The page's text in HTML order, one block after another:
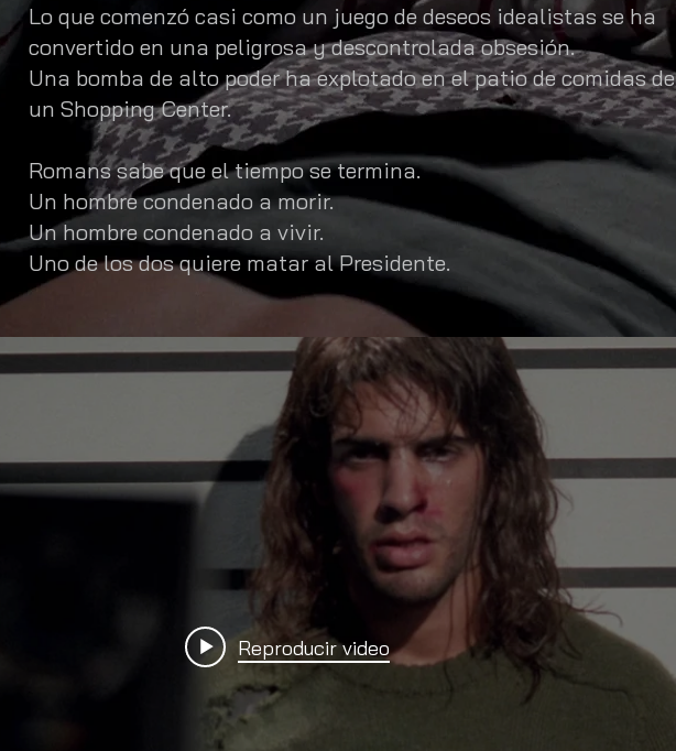
Lo que comenzó casi como un juego de deseos idealistas se ha
convertido en una peligrosa y descontrolada obsesión.
Una bomba de alto poder ha explotado en el patio de comidas de
un Shopping Center.
Romans sabe que el tiempo se termina.
Un hombre condenado a morir.
Un hombre condenado a vivir.
Uno de los dos quiere matar al Presidente.
Reproducir video